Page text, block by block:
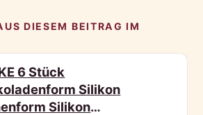
DIESEM BEITRAG IM
6 Stück
Silikon
Silikon